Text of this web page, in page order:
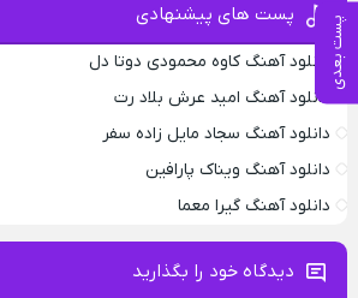
پست بعدی پست های پیشنهادی
دانلود آهنگ کاوه محمودی دوتا دل
دانلود آهنگ امید عرش بلاد رت
دانلود آهنگ سجاد مایل زاده سفر
دانلود آهنگ ویناک پارافین
دانلود آهنگ گیرا معما
دیدگاه خود را بگذارید